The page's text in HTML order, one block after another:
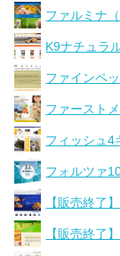
ファルミナ
K9ナチュラ
ファインペ
ファースト
フィッシュ4
フォルツァ
【販売終了
【販売終了